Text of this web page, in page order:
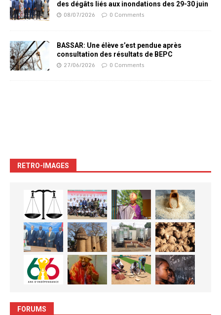
des dégâts liés aux inondations des 29-30 juin
08/07/2026 0 Comments
BASSAR: Une élève s’est pendue après
consultation des résultats de BEPC
27/06/2026 0 Comments
RETRO-IMAGES
FORUMS